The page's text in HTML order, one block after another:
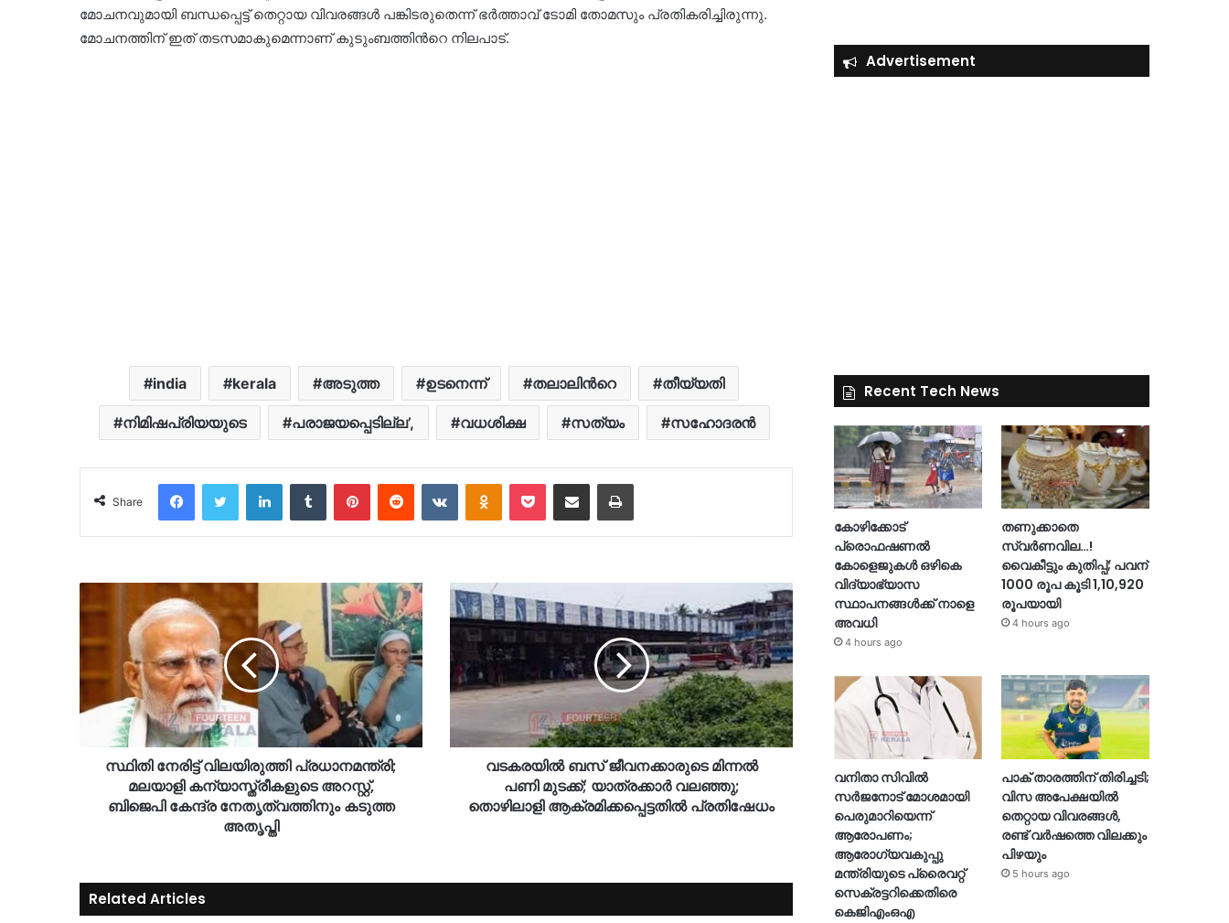
മോചനവുമായി ബന്ധപ്പെട്ട് തെറ്റായ വിവരങ്ങള്‍ പങ്കിടരുതെന്ന് ഭര്‍ത്താവ് ടോമി തോമസും പ്രതികരിച്ചിരുന്നു.
മോചനത്തിന് ഇത് തടസമാകുമെന്നാണ് കുടുംബത്തിന്‍റെ നിലപാട്.
india kerala അടുത്ത ഉടനെന്ന് തലാലിന്‍റെ തീയ്യതി
നിമിഷപ്രിയയുടെ പരാജയപ്പെടില്ല’, വധശിക്ഷ സത്യം സഹോദരൻ
Share
FacebookTwitter LinkedInTumblr PinterestReddit VKontakteOdnoklassniki
Pocket Share via Email Print
സ്ഥിതി നേരിട്ട് വിലയിരുത്തി പ്രധാനമന്ത്രി;
മലയാളി കന്യാസ്ത്രീകളുടെ അറസ്റ്റ്,
ബിജെപി കേന്ദ്ര നേതൃത്വത്തിനും കടുത്ത
അതൃപ്തി
വടകരയിൽ ബസ് ജീവനക്കാരുടെ മിന്നൽ
പണി മുടക്ക്; യാത്രക്കാര്‍ വലഞ്ഞു;
തൊഴിലാളി ആക്രമിക്കപ്പെട്ടതിൽ പ്രതിഷേധം
Related Articles
Advertisement
Recent Tech News
കോഴിക്കോട്
പ്രൊഫഷണൽ
കോളെജുകൾ ഒഴികെ
വിദ്യാഭ്യാസ
സ്ഥാപനങ്ങൾക്ക് നാളെ
അവധി
4 hours ago
തണുക്കാതെ
സ്വർണവില…!
വൈകീട്ടും കുതിപ്പ്; പവന്
1000 രൂപ കൂടി 1,10,920
രൂപയായി
4 hours ago
വനിതാ സിവിൽ
സർജനോട് മോശമായി
പെരുമാറിയെന്ന്
ആരോപണം;
ആരോഗ്യവകുപ്പു
മന്ത്രിയുടെ പ്രൈവറ്റ്
സെക്രട്ടറിക്കെതിരെ
കെജിഎംഒഎ
പാക് താരത്തിന് തിരിച്ചടി;
വിസ അപേക്ഷയിൽ
തെറ്റായ വിവരങ്ങൾ,
രണ്ട് വർഷത്തെ വിലക്കും
പിഴയും
5 hours ago